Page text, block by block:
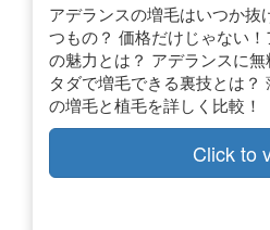
アデランスの増毛はいつか抜
つもの？ 価格だけじゃない
の魅力とは？ アデランスに
タダで増毛できる裏技とは？
の増毛と植毛を詳しく比較！
Click to